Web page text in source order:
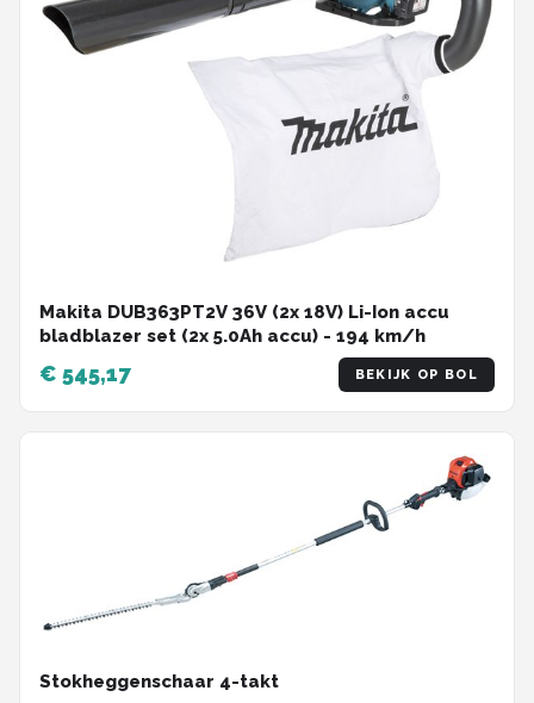
Makita DUB363PT2V 36V (2x 18V) Li-Ion accu
bladblazer set (2x 5.0Ah accu) - 194 km/h
€ 545,17 BEKIJK OP BOL
Stokheggenschaar 4-takt